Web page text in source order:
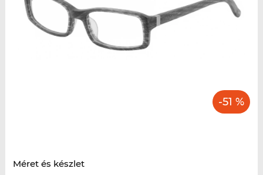
-51 %
Méret és készlet